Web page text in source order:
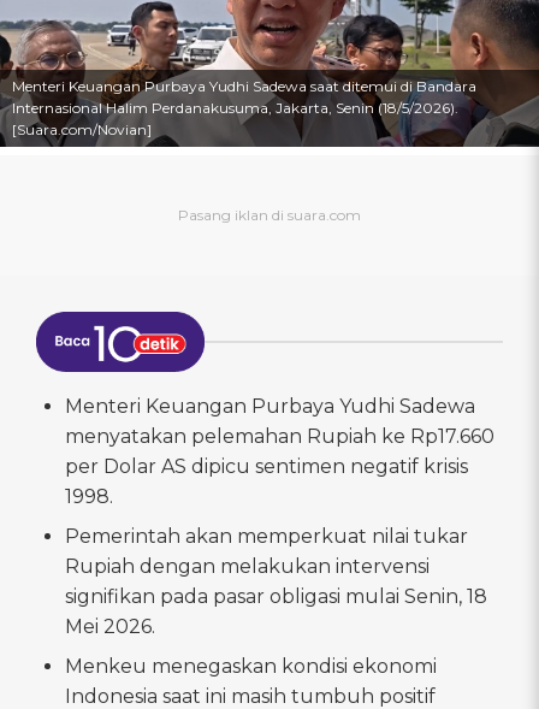
Menteri Keuangan Purbaya Yudhi Sadewa saat ditemui di Bandara
Internasional Halim Perdanakusuma, Jakarta, Senin (18/5/2026).
[Suara.com/Novian]
Menteri Keuangan Purbaya Yudhi Sadewa
menyatakan pelemahan Rupiah ke Rp17.660
per Dolar AS dipicu sentimen negatif krisis
1998.
Pemerintah akan memperkuat nilai tukar
Rupiah dengan melakukan intervensi
signifikan pada pasar obligasi mulai Senin, 18
Mei 2026.
Menkeu menegaskan kondisi ekonomi
Indonesia saat ini masih tumbuh positif